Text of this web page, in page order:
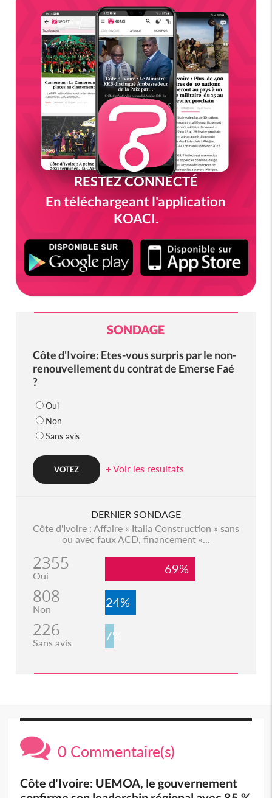
RESTEZ CONNECTÉ
En téléchargeant l'application
KOACI.
SONDAGE
Côte d'Ivoire: Etes-vous surpris par le non-
renouvellement du contrat de Emerse Faé
?
Oui
Non
Sans avis
+ Voir les resultats
DERNIER SONDAGE
Côte d'Ivoire : Affaire « Italia Construction » sans
ou avec faux ACD, financement «...
2355
Oui 69%
808
Non 24%
226
Sans avis 7%
0 Commentaire(s)
Côte d'Ivoire: UEMOA, le gouvernement